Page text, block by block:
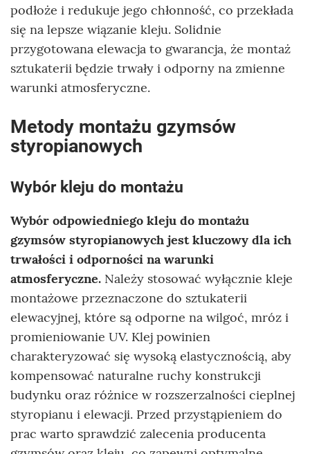
podłoże i redukuje jego chłonność, co przekłada
się na lepsze wiązanie kleju. Solidnie
przygotowana elewacja to gwarancja, że montaż
sztukaterii będzie trwały i odporny na zmienne
warunki atmosferyczne.
Metody montażu gzymsów
styropianowych
Wybór kleju do montażu
Wybór odpowiedniego kleju do montażu
gzymsów styropianowych jest kluczowy dla ich
trwałości i odporności na warunki
atmosferyczne. Należy stosować wyłącznie kleje
montażowe przeznaczone do sztukaterii
elewacyjnej, które są odporne na wilgoć, mróz i
promieniowanie UV. Klej powinien
charakteryzować się wysoką elastycznością, aby
kompensować naturalne ruchy konstrukcji
budynku oraz różnice w rozszerzalności cieplnej
styropianu i elewacji. Przed przystąpieniem do
prac warto sprawdzić zalecenia producenta